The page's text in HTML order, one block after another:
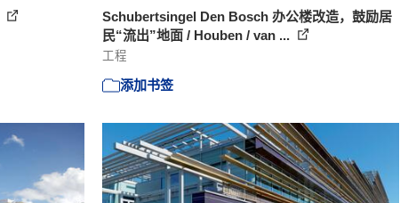
Schubertsingel Den Bosch 办公楼改造，鼓励居
民“流出”地面 / Houben / van ...
工程
添加书签